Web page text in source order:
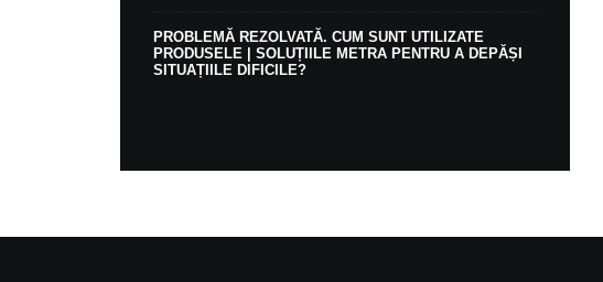
PROBLEMĂ REZOLVATĂ. CUM SUNT UTILIZATE
PRODUSELE | SOLUȚIILE METRA PENTRU A DEPĂȘI
SITUAȚIILE DIFICILE?